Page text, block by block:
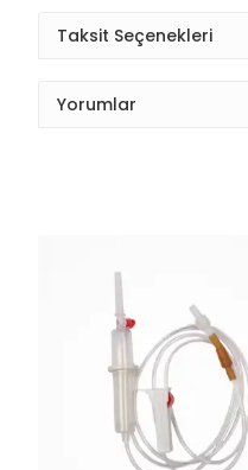
Taksit Seçenekleri
Yorumlar